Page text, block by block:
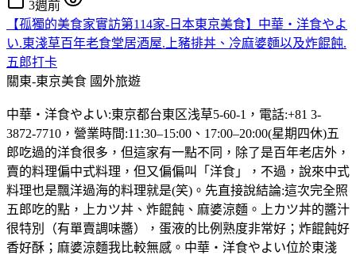
3週前
【孤獨的美食家實訪第114家-日本東京美食】中華・洋食やよ
い.東淺草百年老食堂居酒屋.上豬排丼、冷麻婆麵以及炸餛飩.
五郎打卡
關東-東京美食 國外旅遊
中華・洋食やよい:東京都台東区浅草5-60-1，電話:+81 3-
3872-7710，營業時間:11:30–15:00、17:00–20:00(星期四休)五
郎吃過的洋食很多，但這家有一點不同，除了是百年老店外，
賣的料理偏中式料理，但又偏偏叫「洋食」，不過，說來中式
料理也是飄洋過海的料理就是(笑)。先直接說結論:這次完全照
五郎吃的點，上カツ丼、炸餛飩、麻婆涼麵。上カツ丼的醬汁
很特別（有單賣調味醬），蛋液的比例熟度非常好；炸餛飩好
香好酥；麻婆涼麵我比較無感。中華・洋食やよい位於東淺